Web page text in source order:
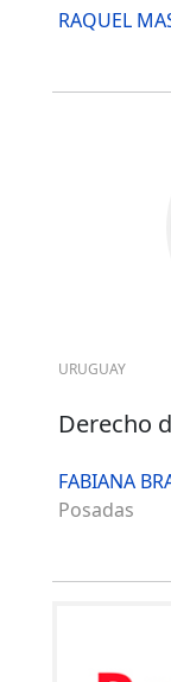
RAQUEL
URUGUAY
Derecho
FABIANA
Posadas